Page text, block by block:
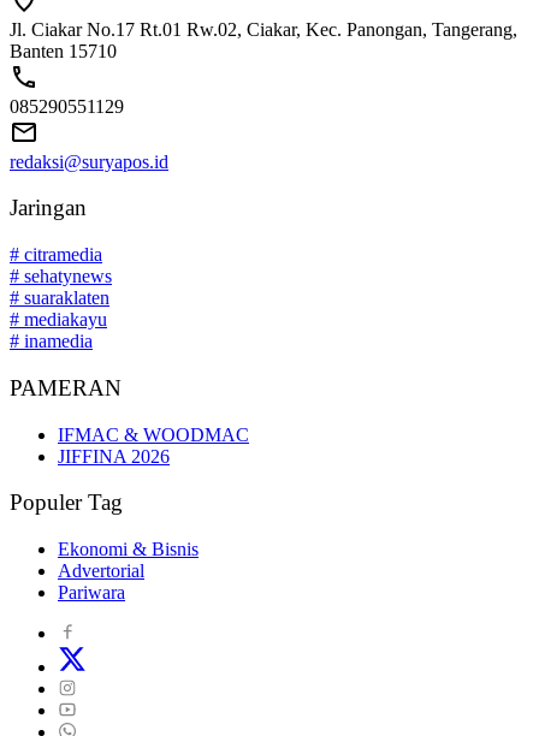
Jl. Ciakar No.17 Rt.01 Rw.02, Ciakar, Kec. Panongan, Tangerang,
Banten 15710
085290551129
redaksi@suryapos.id
Jaringan
# citramedia
# sehatynews
# suaraklaten
# mediakayu
# inamedia
PAMERAN
IFMAC & WOODMAC
JIFFINA 2026
Populer Tag
Ekonomi & Bisnis
Advertorial
Pariwara